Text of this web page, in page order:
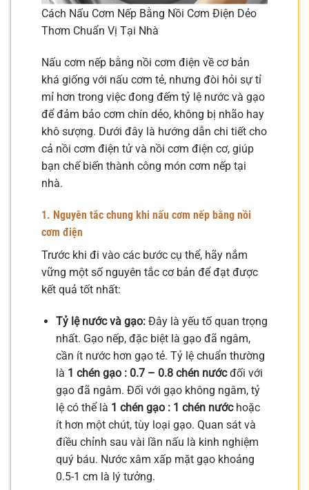
Cách Nấu Cơm Nếp Bằng Nồi Cơm Điện Dẻo
Thơm Chuẩn Vị Tại Nhà
Nấu cơm nếp bằng nồi cơm điện về cơ bản
khá giống với nấu cơm tẻ, nhưng đòi hỏi sự tỉ
mỉ hơn trong việc đong đếm tỷ lệ nước và gạo
để đảm bảo cơm chín dẻo, không bị nhão hay
khô sượng. Dưới đây là hướng dẫn chi tiết cho
cả nồi cơm điện tử và nồi cơm điện cơ, giúp
bạn chế biến thành công món cơm nếp tại
nhà.
1. Nguyên tắc chung khi nấu cơm nếp bằng nồi
cơm điện
Trước khi đi vào các bước cụ thể, hãy nắm
vững một số nguyên tắc cơ bản để đạt được
kết quả tốt nhất:
Tỷ lệ nước và gạo:Đây là yếu tố quan trọng
nhất. Gạo nếp, đặc biệt là gạo đã ngâm,
cần ít nước hơn gạo tẻ. Tỷ lệ chuẩn thường
là 1 chén gạo : 0.7 – 0.8 chén nướcđối với
gạo đã ngâm. Đối với gạo không ngâm, tỷ
lệ có thể là 1 chén gạo : 1 chén nướchoặc
ít hơn một chút, tùy loại gạo. Quan sát và
điều chỉnh sau vài lần nấu là kinh nghiệm
quý báu. Nước xâm xấp mặt gạo khoảng
0.5-1 cm là lý tưởng.